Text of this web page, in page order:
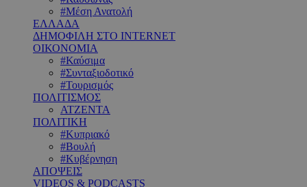
#Μέση Ανατολή
ΕΛΛΑΔΑ
ΔΗΜΟΦΙΛΗ ΣΤΟ INTERNET
ΟΙΚΟΝΟΜΙΑ
#Καύσιμα
#Συνταξιοδοτικό
#Τουρισμός
ΠΟΛΙΤΙΣΜΟΣ
ΑΤΖΕΝΤΑ
ΠΟΛΙΤΙΚΗ
#Κυπριακό
#Βουλή
#Κυβέρνηση
ΑΠΟΨΕΙΣ
VIDEOS & PODCASTS